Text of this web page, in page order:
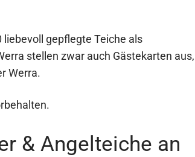
gepflegte Teiche als
stellen zwar auch Gästekarten aus,
Werra.
& Angelteiche an